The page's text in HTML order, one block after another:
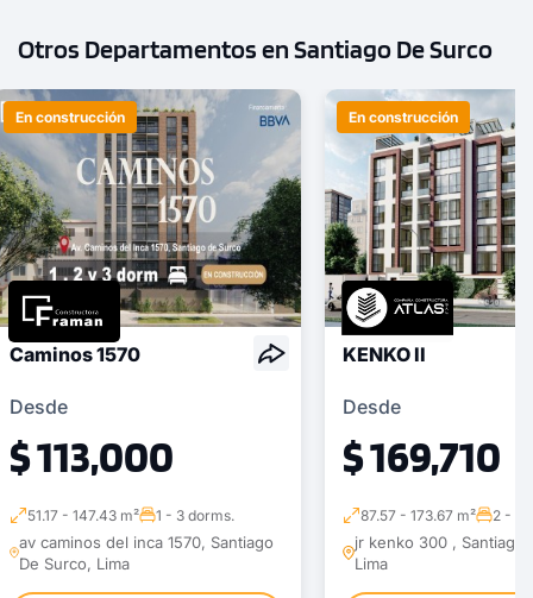
109.00 m² Piso 13
3 dorms. 2 baños
COTIZAR AHORA
Otros Departamentos en Santiago De Surco
En construcción
Caminos 1570
Desde
$ 113,000
51.17 - 147.43 m² 1 - 3 dorms.
av caminos del inca 1570, Santiago
De Surco, Lima
En construcción
KENKO II
Desde
$ 169,710
87.57 - 173.67 m² 2 - 3
jr kenko 300 , Santiago
Lima